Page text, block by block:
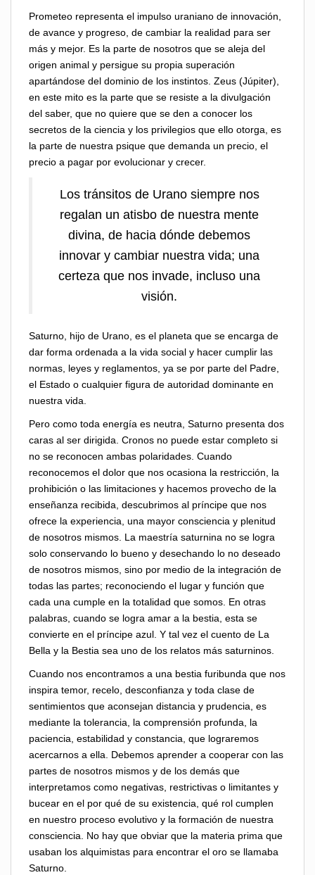
Prometeo representa el impulso uraniano de innovación,
de avance y progreso, de cambiar la realidad para ser
más y mejor. Es la parte de nosotros que se aleja del
origen animal y persigue su propia superación
apartándose del dominio de los instintos. Zeus (Júpiter),
en este mito es la parte que se resiste a la divulgación
del saber, que no quiere que se den a conocer los
secretos de la ciencia y los privilegios que ello otorga, es
la parte de nuestra psique que demanda un precio, el
precio a pagar por evolucionar y crecer.
Los tránsitos de Urano siempre nos
regalan un atisbo de nuestra mente
divina, de hacia dónde debemos
innovar y cambiar nuestra vida; una
certeza que nos invade, incluso una
visión.
Saturno, hijo de Urano, es el planeta que se encarga de
dar forma ordenada a la vida social y hacer cumplir las
normas, leyes y reglamentos, ya se por parte del Padre,
el Estado o cualquier figura de autoridad dominante en
nuestra vida.
Pero como toda energía es neutra, Saturno presenta dos
caras al ser dirigida. Cronos no puede estar completo si
no se reconocen ambas polaridades. Cuando
reconocemos el dolor que nos ocasiona la restricción, la
prohibición o las limitaciones y hacemos provecho de la
enseñanza recibida, descubrimos al príncipe que nos
ofrece la experiencia, una mayor consciencia y plenitud
de nosotros mismos. La maestría saturnina no se logra
solo conservando lo bueno y desechando lo no deseado
de nosotros mismos, sino por medio de la integración de
todas las partes; reconociendo el lugar y función que
cada una cumple en la totalidad que somos. En otras
palabras, cuando se logra amar a la bestia, esta se
convierte en el príncipe azul. Y tal vez el cuento de La
Bella y la Bestia sea uno de los relatos más saturninos.
Cuando nos encontramos a una bestia furibunda que nos
inspira temor, recelo, desconfianza y toda clase de
sentimientos que aconsejan distancia y prudencia, es
mediante la tolerancia, la comprensión profunda, la
paciencia, estabilidad y constancia, que lograremos
acercarnos a ella. Debemos aprender a cooperar con las
partes de nosotros mismos y de los demás que
interpretamos como negativas, restrictivas o limitantes y
bucear en el por qué de su existencia, qué rol cumplen
en nuestro proceso evolutivo y la formación de nuestra
consciencia. No hay que obviar que la materia prima que
usaban los alquimistas para encontrar el oro se llamaba
Saturno.